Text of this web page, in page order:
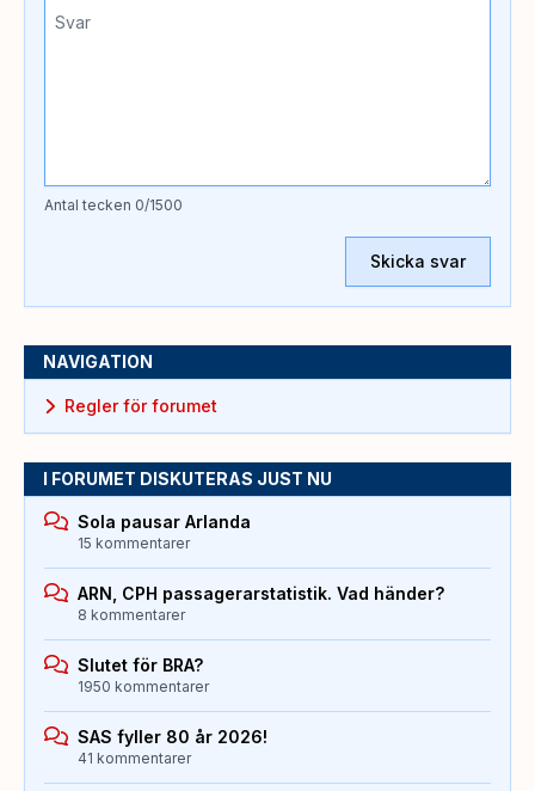
Antal tecken 0/1500
Skicka svar
NAVIGATION
Regler för forumet
I FORUMET DISKUTERAS JUST NU
Sola pausar Arlanda
15 kommentarer
ARN, CPH passagerarstatistik. Vad händer?
8 kommentarer
Slutet för BRA?
1950 kommentarer
SAS fyller 80 år 2026!
41 kommentarer